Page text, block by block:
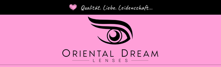
Qualität. Liebe. Leidenschaft...